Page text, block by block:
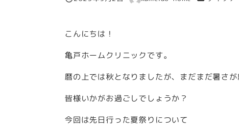
投稿日
著
こんにちは！
亀戸ホームクリニックです。
暦の上では秋となりましたが、まだまだ暑さが
皆様いかがお過ごしでしょうか？
今回は先日行った夏祭りについて